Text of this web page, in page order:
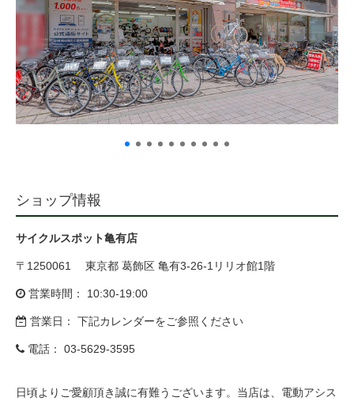
盗難保証
SpotMateログイン
オリジナル自転車
Norwayシリーズ
eVita
コンテンツ
ショップ情報
サイクルスポット亀有店
〒1250061 東京都 葛飾区 亀有3-26-1リリオ館1階
営業時間： 10:30-19:00
営業日： 下記カレンダーをご参照ください
電話： 03-5629-3595
日頃よりご愛顧頂き誠に有難うございます。当店は、電動アシス